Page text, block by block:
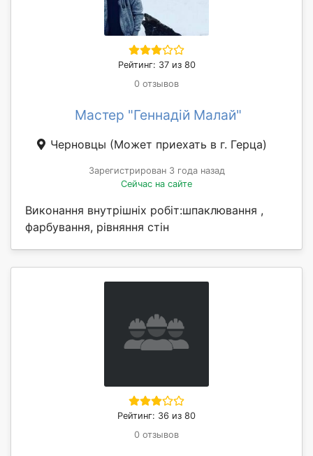
Рейтинг: 37 из 80
0 отзывов
Мастер "Геннадій Малай"
Черновцы (Может приехать в г. Герца)
Зарегистрирован 3 года назад
Сейчас на сайте
Виконання внутрішніх робіт:шпаклювання ,
фарбування, рівняння стін
Рейтинг: 36 из 80
0 отзывов